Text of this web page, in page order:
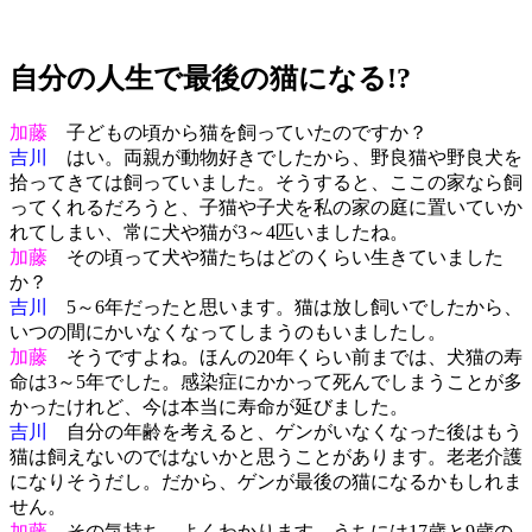
自分の人生で最後の猫になる!?
加藤 子どもの頃から猫を飼っていたのですか？
吉川
はい。両親が動物好きでしたから、野良猫や野良犬を
拾ってきては飼っていました。そうすると、ここの家なら飼
ってくれるだろうと、子猫や子犬を私の家の庭に置いていか
れてしまい、常に犬や猫が3～4匹いましたね。
加藤 その頃って犬や猫たちはどのくらい生きていました
か？
吉川
5～6年だったと思います。猫は放し飼いでしたから、
いつの間にかいなくなってしまうのもいましたし。
加藤 そうですよね。ほんの20年くらい前までは、犬猫の寿
命は3～5年でした。感染症にかかって死んでしまうことが多
かったけれど、今は本当に寿命が延びました。
吉川
自分の年齢を考えると、ゲンがいなくなった後はもう
猫は飼えないのではないかと思うことがあります。老老介護
になりそうだし。だから、ゲンが最後の猫になるかもしれま
せん。